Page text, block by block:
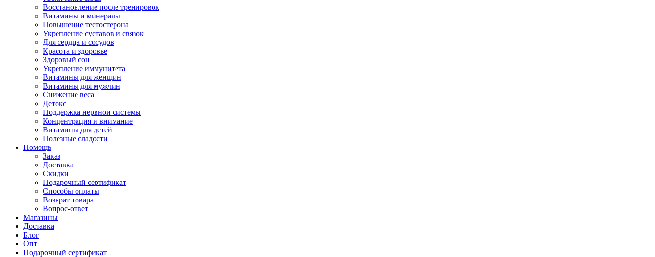
Восстановление после тренировок
Витамины и минералы
Повышение тестостерона
Укрепление суставов и связок
Для сердца и сосудов
Красота и здоровье
Здоровый сон
Укрепление иммунитета
Витамины для женщин
Витамины для мужчин
Снижение веса
Детокс
Поддержка нервной системы
Концентрация и внимание
Витамины для детей
Полезные сладости
Помощь
Заказ
Доставка
Скидки
Подарочный сертификат
Способы оплаты
Возврат товара
Вопрос-ответ
Магазины
Доставка
Блог
Опт
Подарочный сертификат